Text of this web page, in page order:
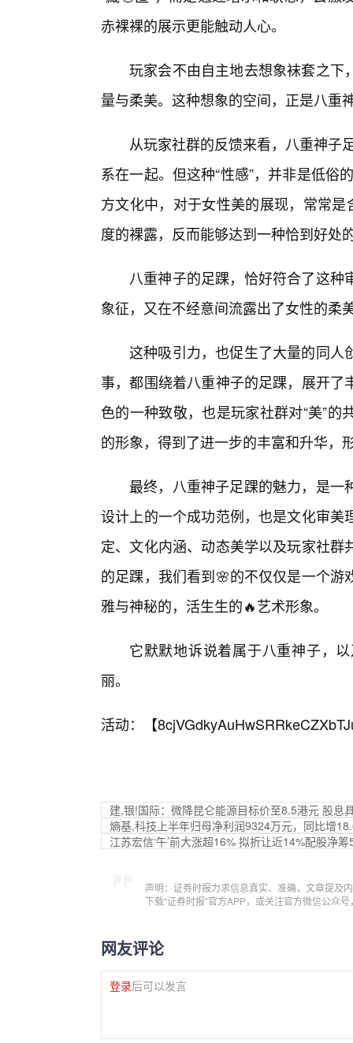
赤裸裸的展示更能触动人心。
玩家会不由自主地去想象袜套之下
量与柔美。这种想象的空间，正是八重
从玩家社群的反馈来看，八重神子
系在一起。但这种“性感”，并非是低俗
方文化中，对于女性美的展现，常常
度的裸露，反而能够达到一种恰到好处
八重神子的足踝，恰好符合了这
象征，又在不经意间流露出了女性的柔
这种吸引力，也促生了大量的同人
事，都围绕着八重神子的足踝，展开
色的一种致敬，也是玩家社群对“美”
的形象，得到了进一步的丰富和升华，
最终，八重神子足踝的魅力，是一
设计上的一个成功范例，也是文化审
定、文化内涵、动态美学以及玩家社
的足踝，我们看到🌸的不仅仅是一个
雅与神秘的，活生生的🔥艺术形象。
它默默地诉说着属于八重神子，
丽。
活动：【
建,银!国际：微降昆仑能源目标价至8.5港元 股息
熵基,科技上半年归母净利润9324万元，同比增
江苏宏信‘午’前大涨超16% 拟折让近14%配股净
声明：证券时报力求信息真实、准确，文章提及
下载“证券时报”官方APP，或关注官方微信公众
网友评论
登录后可以发言